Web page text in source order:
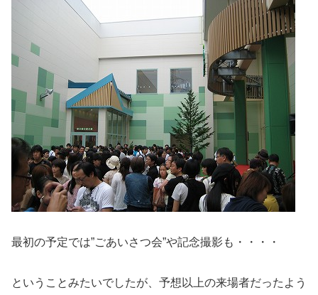
最初の予定では”ごあいさつ会”や記念撮影も・・・・
ということみたいでしたが、予想以上の来場者だったよう